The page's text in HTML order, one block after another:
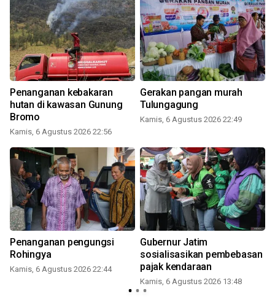
Penanganan kebakaran
hutan di kawasan Gunung
Bromo
Kamis, 6 Agustus 2026 22:56
Gerakan pangan murah
Tulungagung
Kamis, 6 Agustus 2026 22:49
Penanganan pengungsi
Rohingya
Kamis, 6 Agustus 2026 22:44
Gubernur Jatim
sosialisasikan pembebasan
pajak kendaraan
Kamis, 6 Agustus 2026 13:48